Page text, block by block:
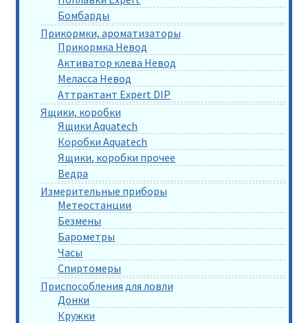
Бомбарды
Прикормки, ароматизаторы
Прикормка Невод
Активатор клева Невод
Меласса Невод
Аттрактант Expert DIP
Ящики, коробки
Ящики Aquatech
Коробки Aquatech
Ящики, коробки прочее
Ведра
Измерительные приборы
Метеостанции
Безмены
Барометры
Часы
Спиртомеры
Приспособления для ловли
Донки
Кружки